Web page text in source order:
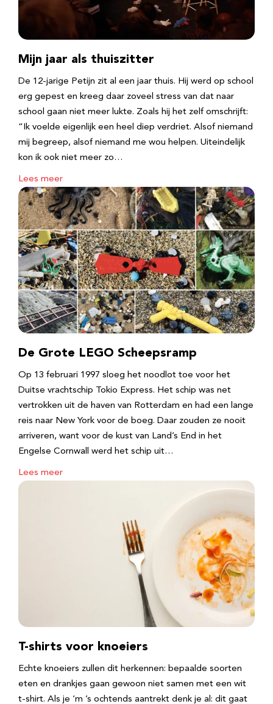
Mijn jaar als thuiszitter
De 12-jarige Petijn zit al een jaar thuis. Hij werd op school
erg gepest en kreeg daar zoveel stress van dat naar
school gaan niet meer lukte. Zoals hij het zelf omschrijft:
“Ik voelde eigenlijk een heel diep verdriet. Alsof niemand
mij begreep, alsof niemand me wou helpen. Uiteindelijk
kon ik ook niet meer zo…
Lees meer
De Grote LEGO Scheepsramp
Op 13 februari 1997 sloeg het noodlot toe voor het
Duitse vrachtschip Tokio Express. Het schip was net
vertrokken uit de haven van Rotterdam en had een lange
reis naar New York voor de boeg. Daar zouden ze nooit
arriveren, want voor de kust van Land’s End in het
Engelse Cornwall werd het schip uit…
Lees meer
T-shirts voor knoeiers
Echte knoeiers zullen dit herkennen: bepaalde soorten
eten en drankjes gaan gewoon niet samen met een wit
t-shirt. Als je ‘m ’s ochtends aantrekt denk je al: dit gaat